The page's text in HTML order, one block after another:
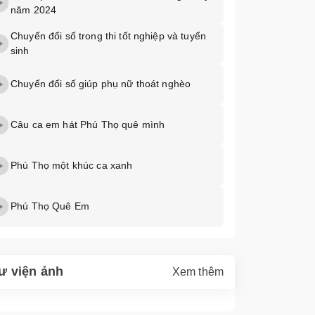
năm 2024
Chuyển đổi số trong thi tốt nghiệp và tuyển
sinh
Chuyển đối số giúp phụ nữ thoát nghèo
Câu ca em hát Phú Thọ quê mình
Phú Thọ một khúc ca xanh
Phú Thọ Quê Em
viện ảnh Xem thêm